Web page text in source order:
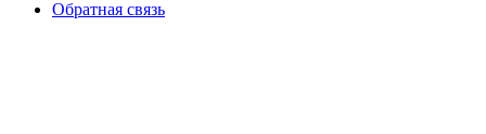
Обратная связь